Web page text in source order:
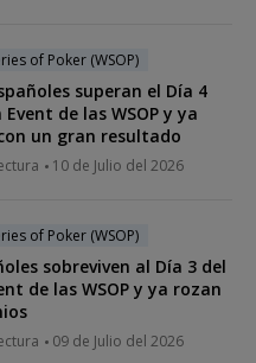
of Poker (WSOP)
superan el Día 4
de las WSOP y ya
un gran resultado
10 de Julio del 2026
of Poker (WSOP)
sobreviven al Día 3 del
de las WSOP y ya rozan
09 de Julio del 2026